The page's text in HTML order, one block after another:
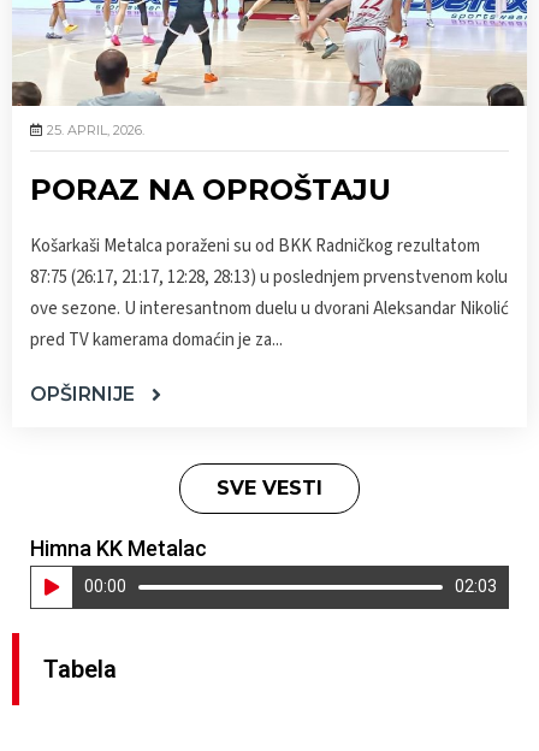
25. APRIL, 2026.
PORAZ NA OPROŠTAJU
Košarkaši Metalca poraženi su od BKK Radničkog rezultatom
87:75 (26:17, 21:17, 12:28, 28:13) u poslednjem prvenstvenom kolu
ove sezone. U interesantnom duelu u dvorani Aleksandar Nikolić
pred TV kamerama domaćin je za...
OPŠIRNIJE
SVE VESTI
Himna KK Metalac
Pregledač
zvučnih
00:00 02:03
Tabela